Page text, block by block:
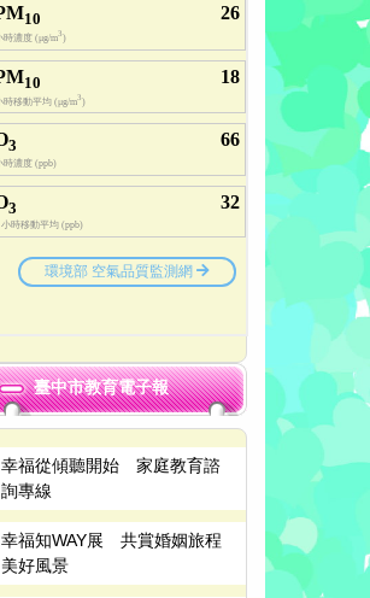
臺中市教育電子報
幸福從傾聽開始 家庭教育諮
詢專線
幸福知WAY展 共賞婚姻旅程
美好風景